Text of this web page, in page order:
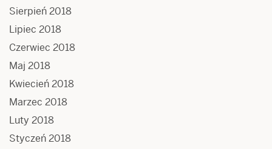
Sierpień 2018
Lipiec 2018
Czerwiec 2018
Maj 2018
Kwiecień 2018
Marzec 2018
Luty 2018
Styczeń 2018